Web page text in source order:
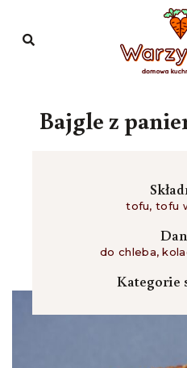
Domowa
Bajgle z
tofu,tofu
do chleba,
Kategorie